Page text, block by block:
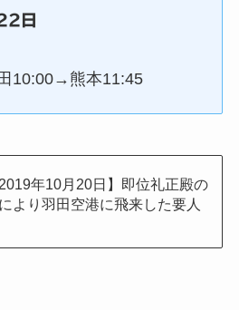
日
10:00→熊本11:45
2019年10月20日】即位礼正殿の
より羽田空港に飛来した要人